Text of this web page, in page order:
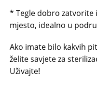
* Tegle dobro
mjesto, idealno u
Ako imate bilo kakvih
želite savjete za
Uživajte!